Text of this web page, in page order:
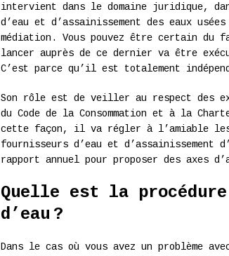
intervient dans le domaine juridique,
d’eau et d’assainissement des eaux
médiation. Vous pouvez être certain du
lancer auprès de ce dernier va être
C’est parce qu’il est totalement
Son rôle est de veiller au respect des
du Code de la Consommation et à la
cette façon, il va régler à l’amiable
fournisseurs d’eau et
rapport annuel pour proposer des axes
Quelle est la
d’eau ?
Dans le cas où vous avez un problème